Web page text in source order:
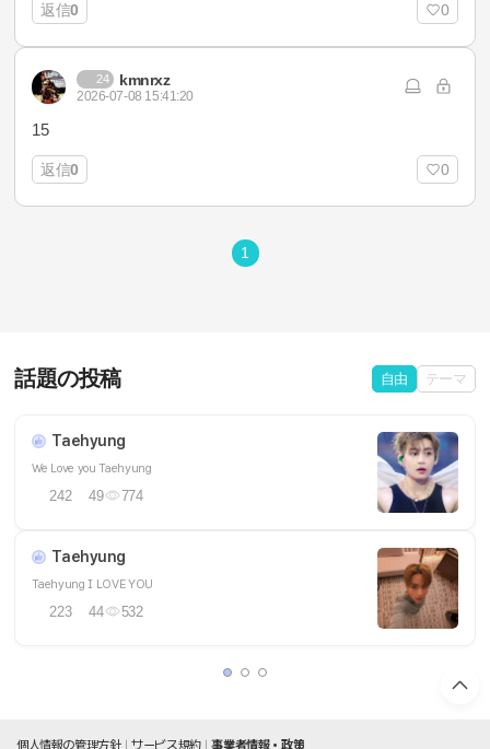
返信0 0
24 kmnrxz
2026-07-08 15:41:20
15
返信0 0
1
話題の投稿 自由 テーマ
Taehyung
We Love you Taehyung
242 49 774
Taehyung
Taehyung I LOVE YOU
223 44 532
個人情報の管理方針 サービス規約 事業者情報・政策